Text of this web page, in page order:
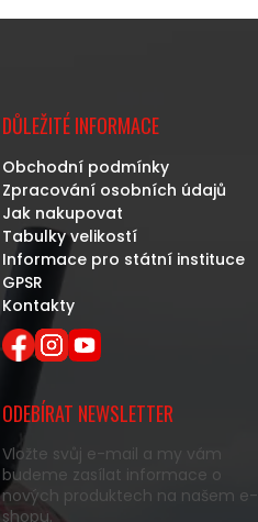
DŮLEŽITÉ INFORMACE
Obchodní podmínky
Zpracování osobních údajů
Jak nakupovat
Tabulky velikostí
Informace pro státní instituce
GPSR
Kontakty
ODEBÍRAT NEWSLETTER
Vložte svůj e-mail a my vám
budeme zasílat informace o
nových produktech na našem e-
shopu.